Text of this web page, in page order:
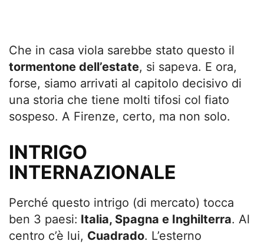
Che in casa viola sarebbe stato questo il
tormentone dell’estate, si sapeva. E ora,
forse, siamo arrivati al capitolo decisivo di
una storia che tiene molti tifosi col fiato
sospeso. A Firenze, certo, ma non solo.
INTRIGO
INTERNAZIONALE
Perché questo intrigo (di mercato) tocca
ben 3 paesi: Italia, Spagna e Inghilterra. Al
centro c’è lui, Cuadrado. L’esterno